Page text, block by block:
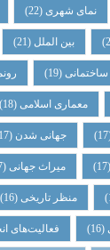
شهری(22) شهر
بین الملل(21)
(19) رونمایی از
اسلامی(18)
جهانی شدن(17)
میراث جهانی(17)
تاریخی (16)
فعالیت‌های انجمن(16)